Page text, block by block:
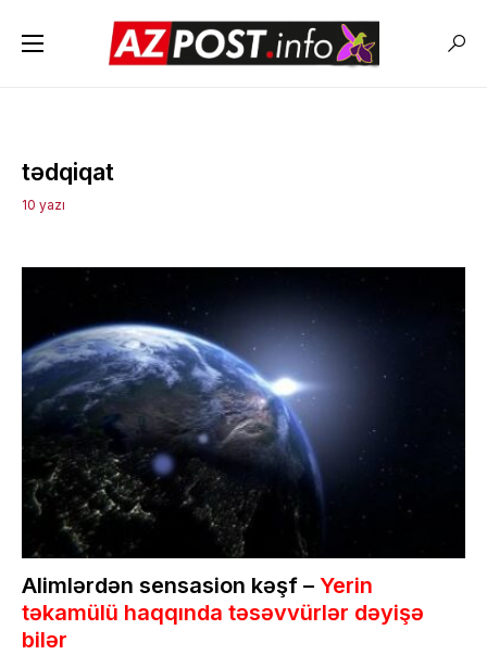
tədqiqat
10 yazı
Alimlərdən sensasion kəşf – Yerin
təkamülü haqqında təsəvvürlər dəyişə
bilər